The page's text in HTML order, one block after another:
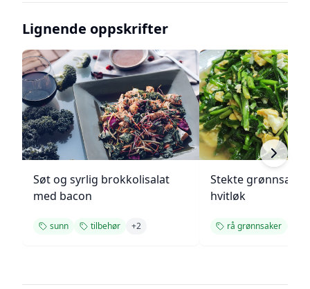
Lignende oppskrifter
Søt og syrlig brokkolisalat
med bacon
sunn tilbehør +2
Stekte
hvitløk
rå grønnsaker